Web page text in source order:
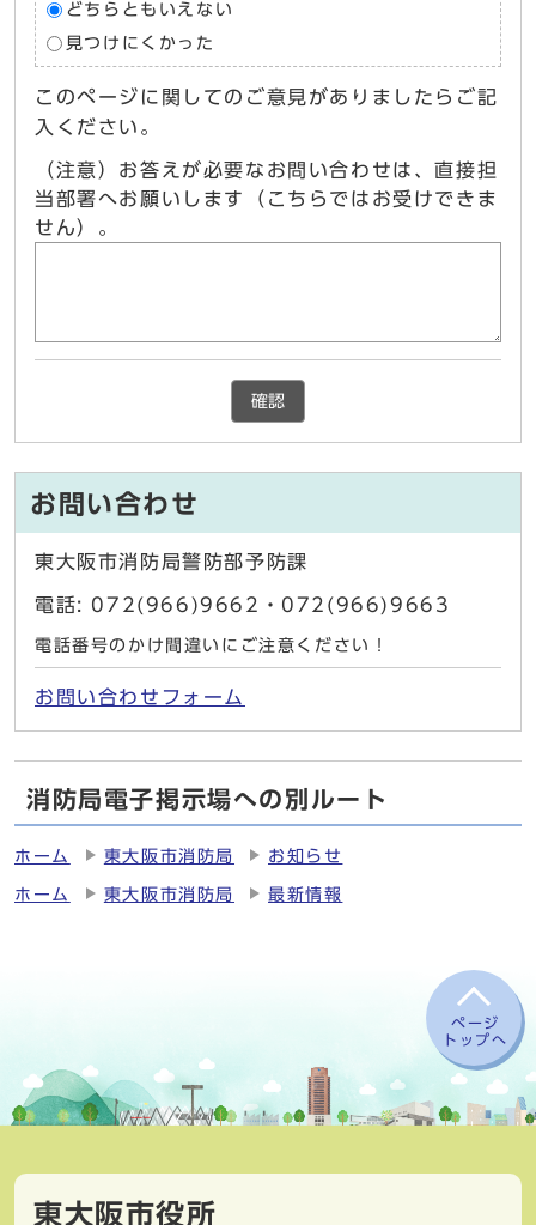
どちらともいえない
見つけにくかった
このページに関してのご意見がありましたらご記
入ください。
（注意）お答えが必要なお問い合わせは、直接担
当部署へお願いします（こちらではお受けできま
せん）。
確認
お問い合わせ
東大阪市消防局警防部予防課
電話: 072(966)9662・072(966)9663
電話番号のかけ間違いにご注意ください！
お問い合わせフォーム
消防局電子掲示場への別ルート
ホーム 東大阪市消防局 お知らせ
ホーム 東大阪市消防局 最新情報
ページ
トップへ
東大阪市役所